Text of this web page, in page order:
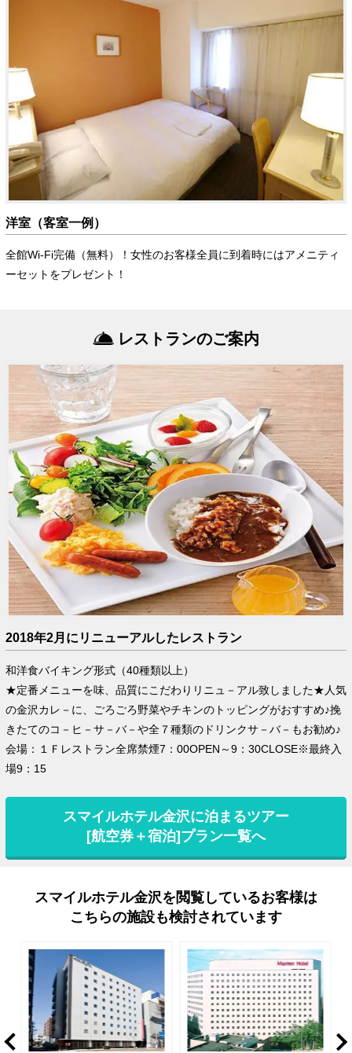
洋室（客室一例）
全館Wi-Fi完備（無料）！女性のお客様全員に到着時にはアメニティ
ーセットをプレゼント！
レストランのご案内
2018年2月にリニューアルしたレストラン
和洋食バイキング形式（40種類以上）
★定番メニューを味、品質にこだわりリニュ－アル致しました★人気
の金沢カレ－に、ごろごろ野菜やチキンのトッピングがおすすめ♪挽
きたてのコ－ヒ－サ－バ－や全７種類のドリンクサ－バ－もお勧め♪
会場：１Ｆレストラン全席禁煙7：00OPEN～9：30CLOSE※最終入
場9：15
スマイルホテル金沢に泊まるツアー
[航空券＋宿泊]プラン一覧へ
スマイルホテル金沢を閲覧しているお客様は
こちらの施設も検討されています